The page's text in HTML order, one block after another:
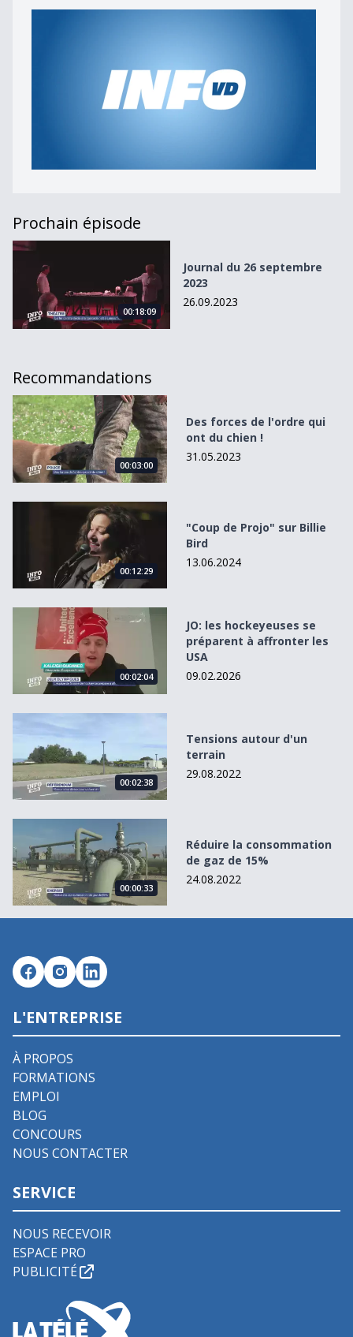
Prochain épisode
Journal du 26 septembre 2023
00:18:09
Journal du 26 septembre
2023
26.09.2023
Recommandations
Des forces de l&#039;ordre qui ont du chien !
00:03:00
Des forces de l'ordre qui
ont du chien !
31.05.2023
&quot;Coup de Projo&quot; sur Billie Bird
00:12:29
"Coup de Projo" sur Billie
Bird
13.06.2024
JO: les hockeyeuses se préparent à affronter les USA
00:02:04
JO: les hockeyeuses se
préparent à affronter les
USA
09.02.2026
Tensions autour d&#039;un terrain
00:02:38
Tensions autour d'un
terrain
29.08.2022
Réduire la consommation de gaz de 15%
00:00:33
Réduire la consommation
de gaz de 15%
24.08.2022
L'ENTREPRISE
À PROPOS
FORMATIONS
EMPLOI
BLOG
CONCOURS
NOUS CONTACTER
SERVICE
NOUS RECEVOIR
ESPACE PRO
PUBLICITÉ